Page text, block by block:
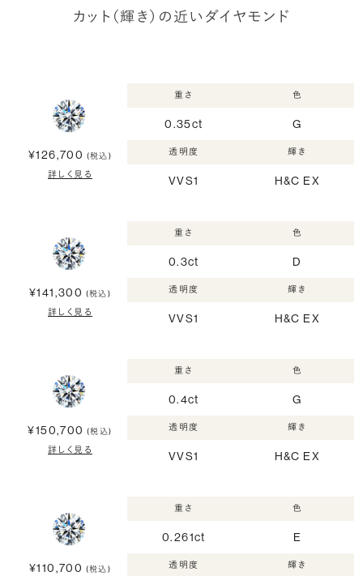
カット（輝き）の近いダイヤモンド
¥126,700 (税込)
詳しく見る
重さ
0.35ct
色
G
透明度
VVS1
輝き
H&C EX
¥141,300 (税込)
詳しく見る
重さ
0.3ct
色
D
透明度
VVS1
輝き
H&C EX
¥150,700 (税込)
詳しく見る
重さ
0.4ct
色
G
透明度
VVS1
輝き
H&C EX
¥110,700 (税込)
重さ
0.261ct
色
E
透明度 輝き